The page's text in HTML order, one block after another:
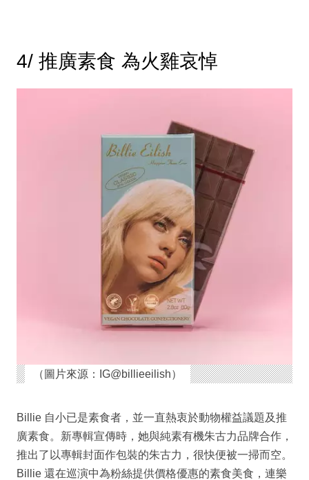
4/ 推廣素食 為火雞哀悼
（圖片來源：IG@billieeilish）
Billie 自小已是素食者，並一直熱衷於動物權益議題及推
廣素食。新專輯宣傳時，她與純素有機朱古力品牌合作，
推出了以專輯封面作包裝的朱古力，很快便被一掃而空。
Billie 還在巡演中為粉絲提供價格優惠的素食美食，連樂